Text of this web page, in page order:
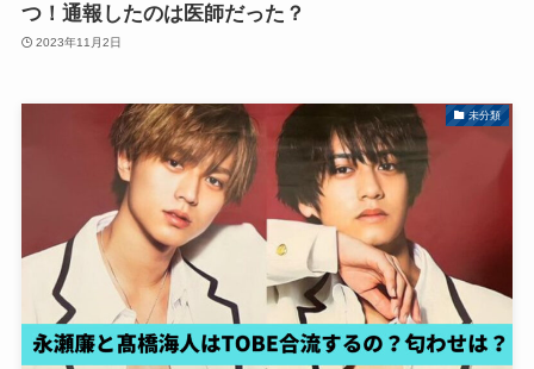
つ！通報したのは医師だった？
2023年11月2日
未分類